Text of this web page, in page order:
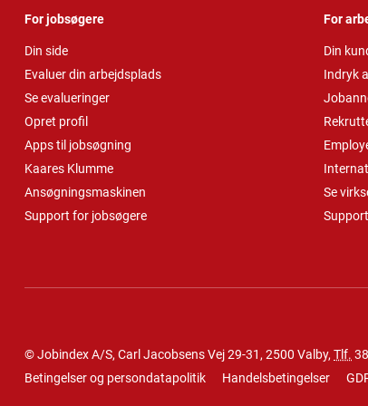
For jobsøgere
Din side
Evaluer din arbejdsplads
Se evalueringer
Opret profil
Apps til jobsøgning
Kaares Klumme
Ansøgningsmaskinen
Support for jobsøgere
For
Din
Indryk
Se
© Jobindex A/S, Carl Jacobsens Vej 29-31, 2500 Valby, Tlf.
Betingelser og persondatapolitik
Handelsbetingelser